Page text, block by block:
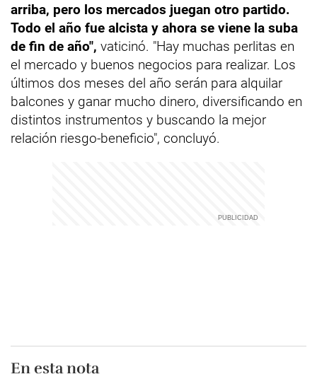
arriba, pero los mercados juegan otro partido.
Todo el año fue alcista y ahora se viene la suba
de fin de año", vaticinó. "Hay muchas perlitas en
el mercado y buenos negocios para realizar. Los
últimos dos meses del año serán para alquilar
balcones y ganar mucho dinero, diversificando en
distintos instrumentos y buscando la mejor
relación riesgo-beneficio", concluyó.
En esta nota